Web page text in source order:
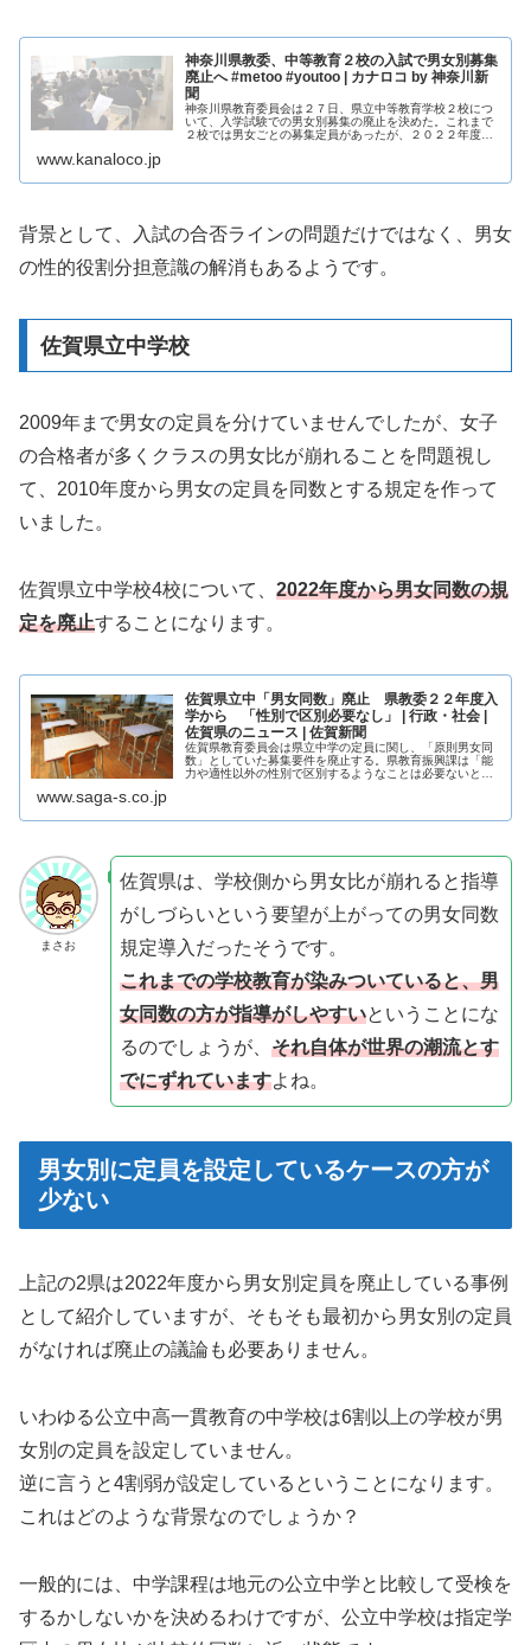
神奈川県教委、中等教育２校の入試で男女別募集
廃止へ #metoo #youtoo | カナロコ by 神奈川新
聞
神奈川県教育委員会は２７日、県立中等教育学校２校につ
いて、入学試験での男女別募集の廃止を決めた。これまで
２校では男女ごとの募集定員があったが、２０２２年度の
www.kanaloco.jp
背景として、入試の合否ラインの問題だけではなく、男女
の性的役割分担意識の解消もあるようです。
佐賀県立中学校
2009年まで男女の定員を分けていませんでしたが、女子
の合格者が多くクラスの男女比が崩れることを問題視し
て、2010年度から男女の定員を同数とする規定を作って
いました。
佐賀県立中学校4校について、 2022年度から男女同数の規
定を廃止することになります。
佐賀県立中「男女同数」廃止 県教委２２年度入
学から 「性別で区別必要なし」 | 行政・社会 |
佐賀県のニュース | 佐賀新聞
佐賀県教育委員会は県立中学の定員に関し、「原則男女同
数」としていた募集要件を廃止する。県教育振興課は「能
力や適性以外の性別で区別するようなことは必要ないとい
www.saga-s.co.jp
まさお
佐賀県は、学校側から男女比が崩れると指導
がしづらいという要望が上がっての男女同数
規定導入だったそうです。
これまでの学校教育が染みついていると、男
女同数の方が指導がしやすいということにな
るのでしょうが、 それ自体が世界の潮流とす
でにずれていますよね。
男女別に定員を設定しているケースの方が
少ない
上記の2県は2022年度から男女別定員を廃止している事例
として紹介していますが、そもそも最初から男女別の定員
がなければ廃止の議論も必要ありません。
いわゆる公立中高一貫教育の中学校は6割以上の学校が男
女別の定員を設定していません。
逆に言うと4割弱が設定しているということになります。
これはどのような背景なのでしょうか？
一般的には、中学課程は地元の公立中学と比較して受検を
するかしないかを決めるわけですが、公立中学校は指定学